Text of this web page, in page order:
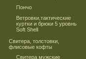
Пончо
Ветровки,тактические
куртки и брюки 5 уровнь
Soft Shell
Свитера, толстовки,
флисовые кофты
Свитера мужские